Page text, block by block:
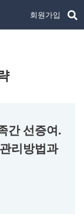
회원가입
간 선증여.
리방법과